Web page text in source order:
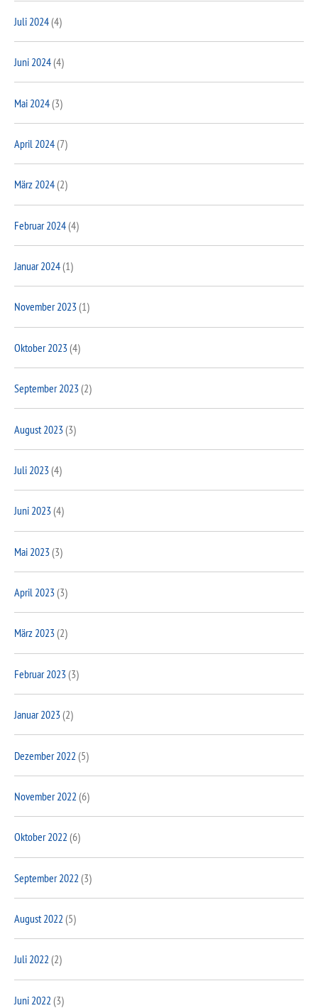
Juli 2024(4)
Juni 2024(4)
Mai 2024(3)
April 2024(7)
März 2024(2)
Februar 2024(4)
Januar 2024(1)
November 2023(1)
Oktober 2023(4)
September 2023(2)
August 2023(3)
Juli 2023(4)
Juni 2023(4)
Mai 2023(3)
April 2023(3)
März 2023(2)
Februar 2023(3)
Januar 2023(2)
Dezember 2022 (5)
November 2022 (6)
Oktober 2022 (6)
September 2022 (3)
August 2022 (5)
Juli 2022 (2)
Juni 2022 (3)